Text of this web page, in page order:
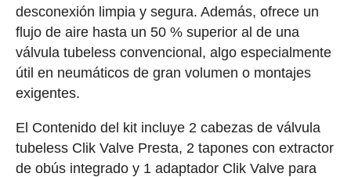
desconexión limpia y segura. Además, ofrece un
flujo de aire hasta un 50 % superior al de una
válvula tubeless convencional, algo especialmente
útil en neumáticos de gran volumen o montajes
exigentes.
El Contenido del kit incluye 2 cabezas de válvula
tubeless Clik Valve Presta, 2 tapones con extractor
de obús integrado y 1 adaptador Clik Valve para